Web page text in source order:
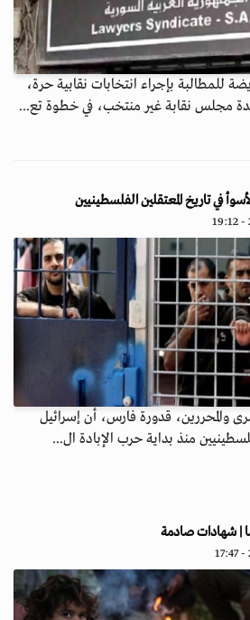
بإجراء انتخابات نقابية حرة،
مجلس نقابة غير منتخب، في خطوة تع...
والمحررين، قدورة فارس، أن إسرائيل
منذ بداية حرب الإبادة ال...
| شهادات صادمة